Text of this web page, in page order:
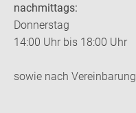
nachmittags:
Donnerstag
14:00 Uhr bis 18:00 Uhr
sowie nach Vereinbarung